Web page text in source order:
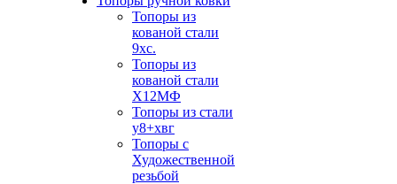
Топоры из
кованой стали
9хс.
Топоры из
кованой стали
Х12МФ
Топоры из стали
у8+хвг
Топоры с
Художественной
резьбой